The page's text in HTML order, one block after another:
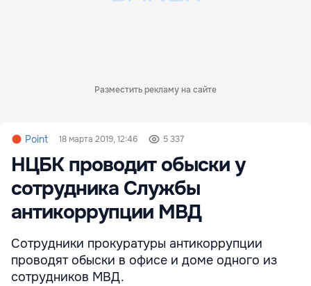
Разместить рекламу на сайте
Point 18 марта 2019, 12:46 5 337
НЦБК проводит обыски у
сотрудника Службы
антикоррупции МВД
Сотрудники прокуратуры антикоррупции
проводят обыски в офисе и доме одного из
сотрудников МВД.